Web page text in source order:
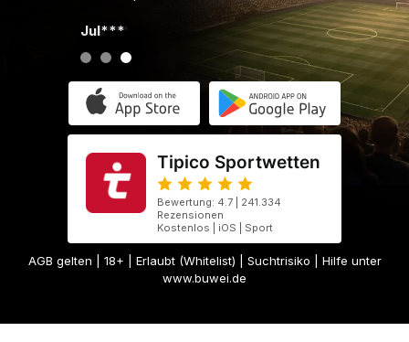
Jul***
Tipico Sportwetten
Bewertung: 4.7 | 241.334
Rezensionen
Kostenlos | iOS | Sport
AGB gelten | 18+ | Erlaubt (Whitelist) | Suchtrisiko | Hilfe unter
www.buwei.de